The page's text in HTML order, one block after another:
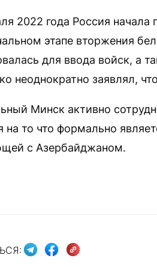
2022 года Россия
этапе вторжения
для ввода войск, а
неоднократно заявлял,
Минск активно
на то что формально
с Азербайджаном.